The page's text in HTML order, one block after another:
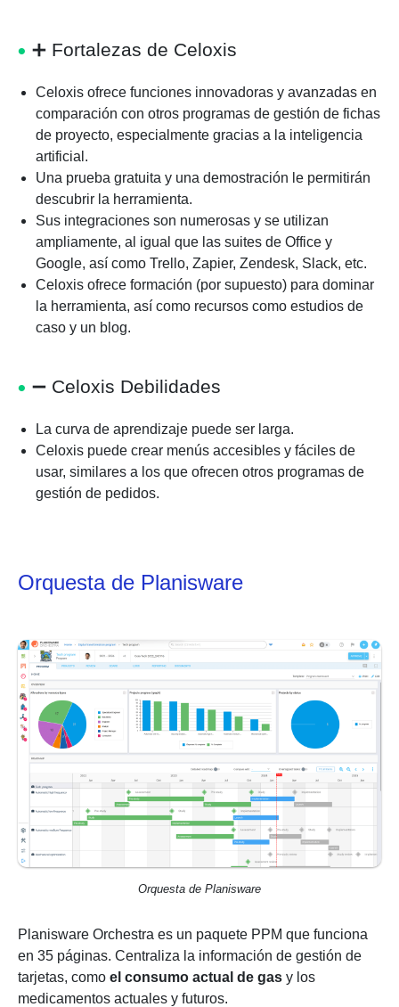
➕ Fortalezas de Celoxis
Celoxis ofrece funciones innovadoras y avanzadas en
comparación con otros programas de gestión de fichas
de proyecto, especialmente gracias a la inteligencia
artificial.
Una prueba gratuita y una demostración le permitirán
descubrir la herramienta.
Sus integraciones son numerosas y se utilizan
ampliamente, al igual que las suites de Office y
Google, así como Trello, Zapier, Zendesk, Slack, etc.
Celoxis ofrece formación (por supuesto) para dominar
la herramienta, así como recursos como estudios de
caso y un blog.
➖ Celoxis Debilidades
La curva de aprendizaje puede ser larga.
Celoxis puede crear menús accesibles y fáciles de
usar, similares a los que ofrecen otros programas de
gestión de pedidos.
Orquesta de Planisware
Orquesta de Planisware
Planisware Orchestra es un paquete PPM que funciona
en 35 páginas. Centraliza la información de gestión de
tarjetas, como el consumo actual de gas y los
medicamentos actuales y futuros.